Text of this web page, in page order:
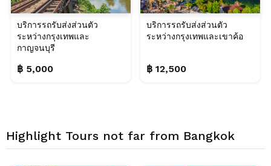
บริการรถรับส่งส่วนตัว
ระหว่างกรุงเทพและ
กาญจนบุรี
฿ 5,000
บริการรถรับส่งส่วนตัว
ระหว่างกรุงเทพและเขาค้อ
฿ 12,500
Highlight Tours not far from Bangkok